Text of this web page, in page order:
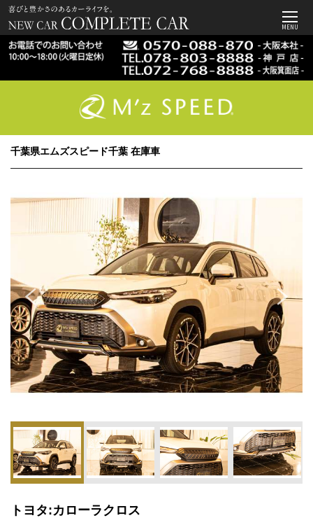
MENU
千葉県エムズスピード千葉 在庫車
トヨタ:カローラクロス